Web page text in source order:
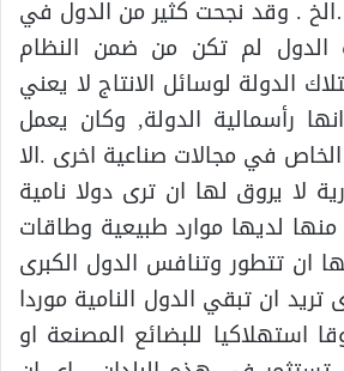
. وقد نجحت كثير من الدول في
الدول لم تكن من ضمن النظام
الدولة لوسائل الانتاج لا يعني
رأسمالية الدولة, وكان يعمل
في مجالات صناعية اخرى .الا
لا يروق لها ان ترى دولا نامية
لديها موارد طبيعية وطاقات
ان تتطور وتنافس الدول الكبرى
تريد ان تبقي الدول النامية موردا
استهلاكيا للبضائع المصنعة او